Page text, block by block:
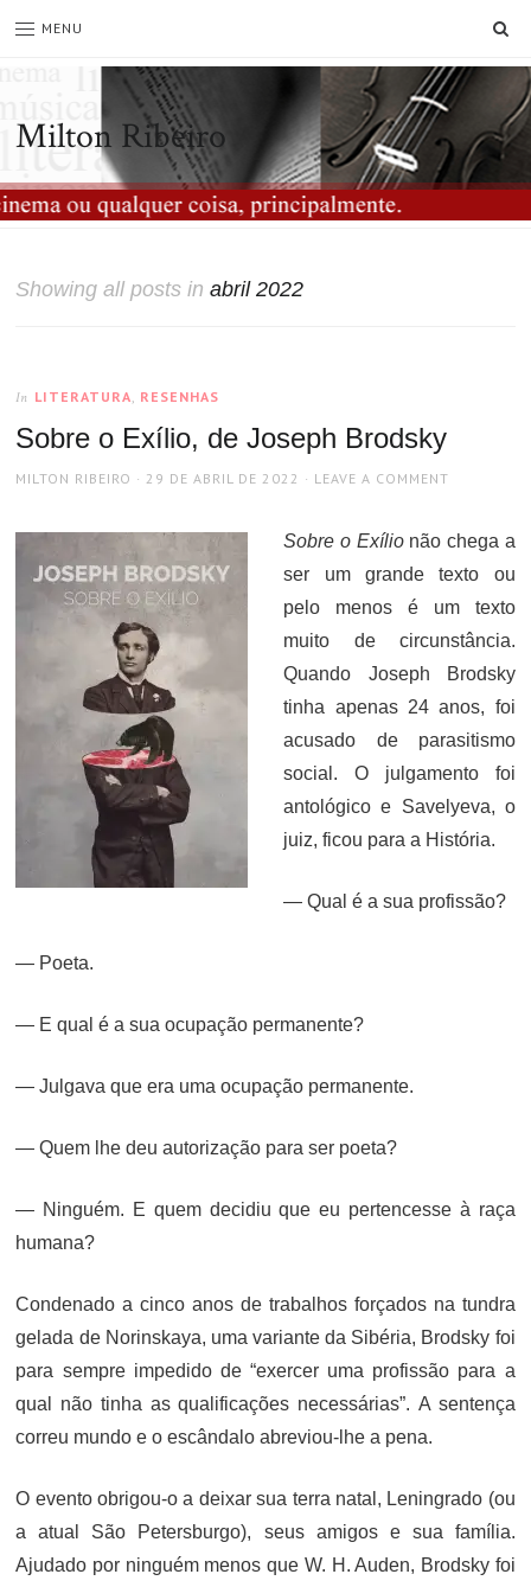
MENU
Milton Ribeiro
Showing all posts inabril 2022
In LITERATURA, RESENHAS
Sobre o Exílio, de Joseph Brodsky
AUTHOR
MILTON RIBEIRO
POSTED
29 DE ABRIL DE 2022 LEAVE A COMMENT
Sobre o Exílionão chega a
ser um grande texto ou
pelo menos é um texto
muito de circunstância.
Quando Joseph Brodsky
tinha apenas 24 anos, foi
acusado de parasitismo
social. O julgamento foi
antológico e Savelyeva, o
juiz, ficou para a História.
— Qual é a sua profissão?
— Poeta.
— E qual é a sua ocupação permanente?
— Julgava que era uma ocupação permanente.
— Quem lhe deu autorização para ser poeta?
— Ninguém. E quem decidiu que eu pertencesse à raça
humana?
Condenado a cinco anos de trabalhos forçados na tundra
gelada de Norinskaya, uma variante da Sibéria, Brodsky foi
para sempre impedido de “exercer uma profissão para a
qual não tinha as qualificações necessárias”. A sentença
correu mundo e o escândalo abreviou-lhe a pena.
O evento obrigou-o a deixar sua terra natal, Leningrado (ou
a atual São Petersburgo), seus amigos e sua família.
Ajudado por ninguém menos que W. H. Auden, Brodsky foi